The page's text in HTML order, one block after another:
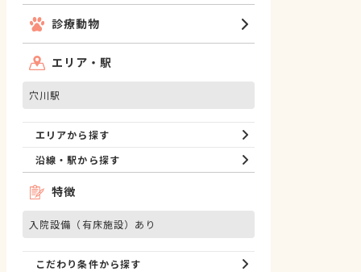
診療動物
エリア・駅
穴川駅
エリアから探す
沿線・駅から探す
特徴
入院設備（有床施設）あり
こだわり条件から探す